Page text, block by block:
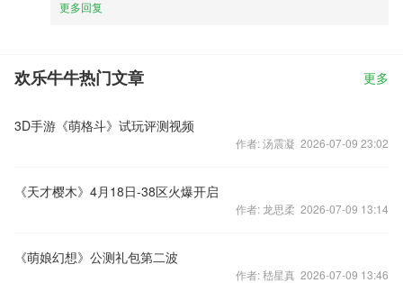
更多回复
欢乐牛牛热门文章 更多
3D手游《萌格斗》试玩评测视频
作者: 汤震凝 2026-07-09 23:02
《天才樱木》4月18日-38区火爆开启
作者: 龙思柔 2026-07-09 13:14
《萌娘幻想》公测礼包第二波
作者: 嵇星真 2026-07-09 13:46